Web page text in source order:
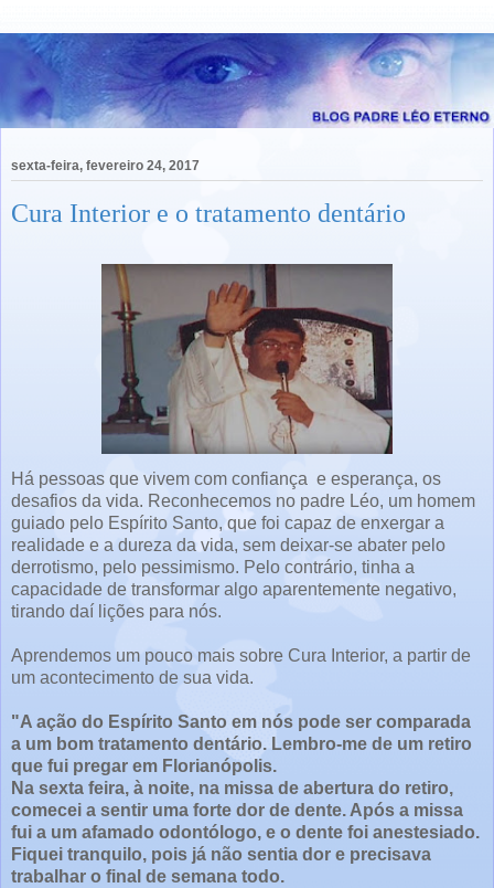
sexta-feira, fevereiro 24, 2017
Cura Interior e o tratamento dentário
Há pessoas que vivem com confiança e esperança, os
desafios da vida. Reconhecemos no padre Léo, um homem
guiado pelo Espírito Santo, que foi capaz de enxergar a
realidade e a dureza da vida, sem deixar-se abater pelo
derrotismo, pelo pessimismo. Pelo contrário, tinha a
capacidade de transformar algo aparentemente negativo,
tirando daí lições para nós.
Aprendemos um pouco mais sobre Cura Interior, a partir de
um acontecimento de sua vida.
"A ação do Espírito Santo em nós pode ser comparada
a um bom tratamento dentário. Lembro-me de um retiro
que fui pregar em Florianópolis.
Na sexta feira, à noite, na missa de abertura do retiro,
comecei a sentir uma forte dor de dente. Após a missa
fui a um afamado odontólogo, e o dente foi anestesiado.
Fiquei tranquilo, pois já não sentia dor e precisava
trabalhar o final de semana todo.